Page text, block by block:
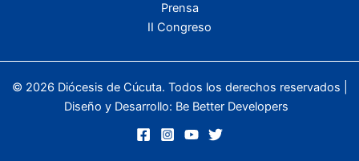
Prensa
II Congreso
© 2026 Diócesis de Cúcuta. Todos los derechos reservados |
Diseño y Desarrollo: Be Better Developers